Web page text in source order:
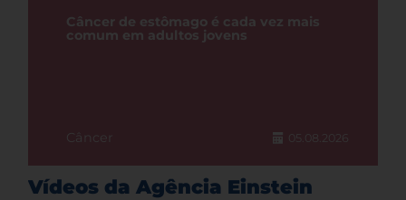
Câncer de estômago é cada vez mais
comum em adultos jovens
Câncer 05.08.2026
Vídeos da Agência Einstein